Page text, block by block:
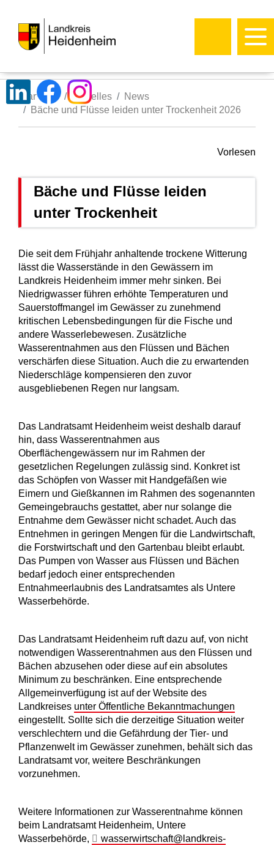
Startseite Aktuelles
News
Bäche und Flüsse leiden unter Trockenheit 2026
Vorlesen
Bäche und Flüsse leiden
unter Trockenheit
Die seit dem Frühjahr anhaltende trockene Witterung
lässt die Wasserstände in den Gewässern im
Landkreis Heidenheim immer mehr sinken. Bei
Niedrigwasser führen erhöhte Temperaturen und
Sauerstoffmangel im Gewässer zu zunehmend
kritischen Lebensbedingungen für die Fische und
andere Wasserlebewesen. Zusätzliche
Wasserentnahmen aus den Flüssen und Bächen
verschärfen diese Situation. Auch die zu erwartenden
Niederschläge kompensieren den zuvor
ausgebliebenen Regen nur langsam.
Das Landratsamt Heidenheim weist deshalb darauf
hin, dass Wasserentnahmen aus
Oberflächengewässern nur im Rahmen der
gesetzlichen Regelungen zulässig sind. Konkret ist
das Schöpfen von Wasser mit Handgefäßen wie
Eimern und Gießkannen im Rahmen des sogenannten
Gemeingebrauchs gestattet, aber nur solange die
Entnahme dem Gewässer nicht schadet. Auch das
Entnehmen in geringen Mengen für die Landwirtschaft,
die Forstwirtschaft und den Gartenbau bleibt erlaubt.
Das Pumpen von Wasser aus Flüssen und Bächen
bedarf jedoch einer entsprechenden
Entnahmeerlaubnis des Landratsamtes als Untere
Wasserbehörde.
Das Landratsamt Heidenheim ruft dazu auf, von nicht
notwendigen Wasserentnahmen aus den Flüssen und
Bächen abzusehen oder diese auf ein absolutes
Minimum zu beschränken. Eine entsprechende
Allgemeinverfügung ist auf der Website des
Landkreises unter Öffentliche Bekanntmachungen
eingestellt. Sollte sich die derzeitige Situation weiter
verschlechtern und die Gefährdung der Tier- und
Pflanzenwelt im Gewässer zunehmen, behält sich das
Landratsamt vor, weitere Beschränkungen
vorzunehmen.
Weitere Informationen zur Wasserentnahme können
beim Landratsamt Heidenheim, Untere
Wasserbehörde,
wasserwirtschaft@landkreis-